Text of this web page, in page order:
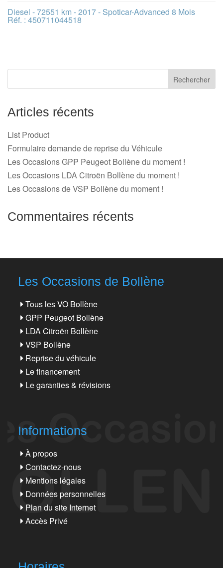
Diesel - 72551 km - 2017 - Spoticar-Advanced 8 Mois
Réf. : 450711044518
Articles récents
List Product
Formulaire demande de reprise du Véhicule
Les Occasions GPP Peugeot Bollène du moment !
Les Occasions LDA Citroën Bollène du moment !
Les Occasions de VSP Bollène du moment !
Commentaires récents
Les Occasions de Bollène
Tous les VO Bollène
GPP Peugeot Bollène
LDA Citroën Bollène
VSP Bollène
Reprise du véhicule
Le financement
Le garanties & révisions
Informations
À propos
Contactez-nous
Mentions légales
Données personnelles
Plan du site Internet
Accès Privé